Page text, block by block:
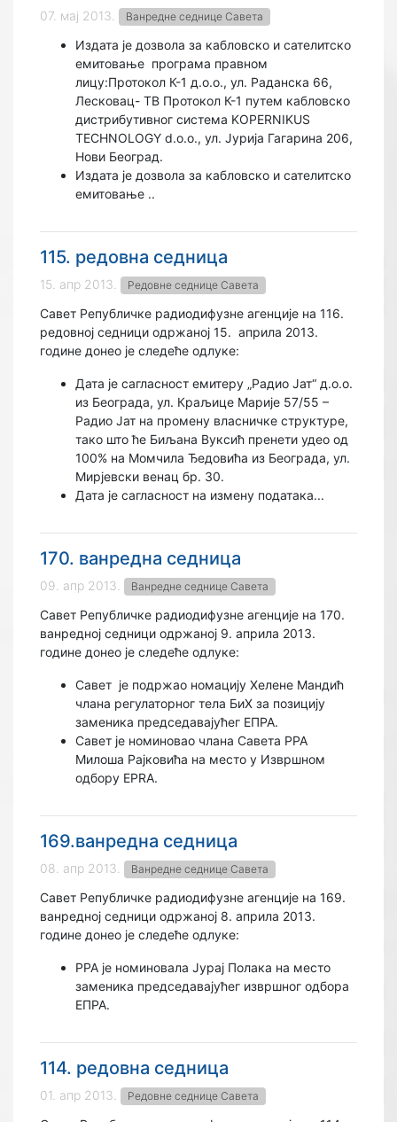
07. мај 2013. Ванредне седнице Савета
Издата је дозвола за кабловско и сателитско
емитовање програма правном
лицу:Протокол К-1 д.о.о., ул. Раданска 66,
Лесковац- ТВ Протокол К-1 путем кабловско
дистрибутивног система KOPERNIKUS
TECHNOLOGY d.o.o., ул. Јурија Гагарина 206,
Нови Београд.
Издата је дозвола за кабловско и сателитско
емитовање ..
115. редовна седница
15. апр 2013. Редовне седнице Савета
Савет Републичке радиодифузне агенције на 116.
редовној седници одржаној 15. априла 2013.
године донео је следеће одлуке:
Дата је сагласност емитеру „Радио Јат“ д.о.о.
из Београда, ул. Краљице Марије 57/55 –
Радио Јат на промену власничке структуре,
тако што ће Биљана Вуксић пренети удео од
100% на Момчила Ђедовића из Београда, ул.
Мирјевски венац бр. 30.
Дата је сагласност на измену података...
170. ванредна седница
09. апр 2013. Ванредне седнице Савета
Савет Републичке радиодифузне агенције на 170.
ванредној седници одржаној 9. априла 2013.
године донео је следеће одлуке:
Савет је подржао номацију Хелене Мандић
члана регулаторног тела БиХ за позицију
заменика председавајућег ЕПРА.
Савет је номиновао члана Савета РРА
Милоша Рајковића на место у Извршном
одбору EPRA.
169.ванредна седница
08. апр 2013. Ванредне седнице Савета
Савет Републичке радиодифузне агенције на 169.
ванредној седници одржаној 8. априлa 2013.
године донео је следеће одлуке:
РРА је номиновала Јурај Полака на место
заменика председавајућег извршног одбора
ЕПРА.
114. редовна седница
01. апр 2013. Редовне седнице Савета